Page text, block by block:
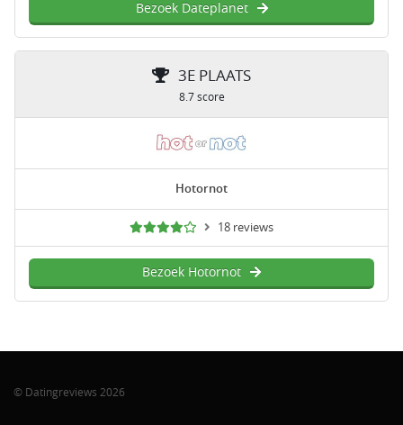
Bezoek Dateplanet
3E PLAATS
8.7 score
Hotornot
18 reviews
Bezoek Hotornot
© Datingreviews 2026